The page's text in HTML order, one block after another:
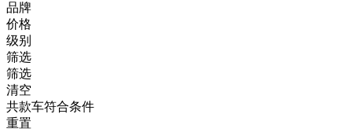
品牌
价格
级别
筛选
筛选
清空
共款车符合条件
重置